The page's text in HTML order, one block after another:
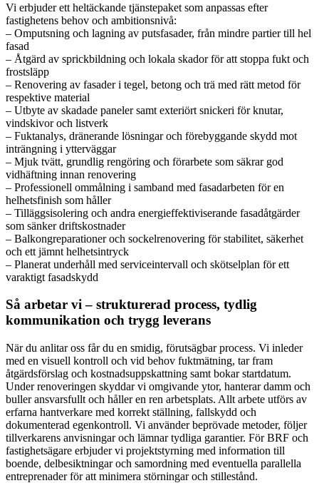
Vi erbjuder ett heltäckande tjänstepaket som anpassas efter
fastighetens behov och ambitionsnivå:
– Omputsning och lagning av putsfasader, från mindre partier till hel
fasad
– Åtgärd av sprickbildning och lokala skador för att stoppa fukt och
frostsläpp
– Renovering av fasader i tegel, betong och trä med rätt metod för
respektive material
– Utbyte av skadade paneler samt exteriört snickeri för knutar,
vindskivor och listverk
– Fuktanalys, dränerande lösningar och förebyggande skydd mot
inträngning i ytterväggar
– Mjuk tvätt, grundlig rengöring och förarbete som säkrar god
vidhäftning innan renovering
– Professionell ommålning i samband med fasadarbeten för en
helhetsfinish som håller
– Tilläggsisolering och andra energieffektiviserande fasadåtgärder
som sänker driftskostnader
– Balkongreparationer och sockelrenovering för stabilitet, säkerhet
och ett jämnt helhetsintryck
– Planerat underhåll med serviceintervall och skötselplan för ett
varaktigt fasadskydd
Så arbetar vi – strukturerad process, tydlig
kommunikation och trygg leverans
När du anlitar oss får du en smidig, förutsägbar process. Vi inleder
med en visuell kontroll och vid behov fuktmätning, tar fram
åtgärdsförslag och kostnadsuppskattning samt bokar startdatum.
Under renoveringen skyddar vi omgivande ytor, hanterar damm och
buller ansvarsfullt och håller en ren arbetsplats. Allt arbete utförs av
erfarna hantverkare med korrekt ställning, fallskydd och
dokumenterad egenkontroll. Vi använder beprövade metoder, följer
tillverkarens anvisningar och lämnar tydliga garantier. För BRF och
fastighetsägare erbjuder vi projektstyrning med information till
boende, delbesiktningar och samordning med eventuella parallella
entreprenader för att minimera störningar och stillestånd.